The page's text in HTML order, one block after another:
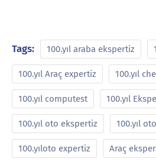
Tags: 100.yıl araba ekspertiz
100.yıl Araç expertiz 100.yıl
100.yıl computest 100.yıl
100.yıl oto ekspertiz 100.yıl
100.yıloto expertiz Araç